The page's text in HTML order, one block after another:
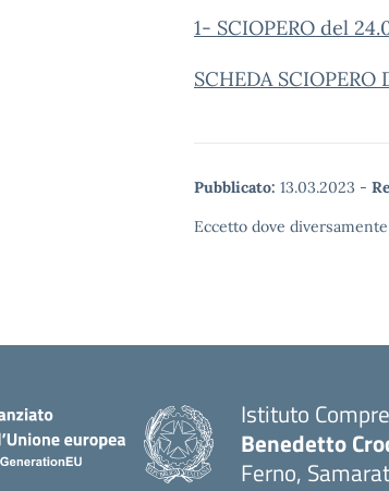
1- SCIOPERO del
SCHEDA SCIOPERO
Pubblicato: 13.03.2023 -
Eccetto dove
Istituto
Benedetto
Ferno,